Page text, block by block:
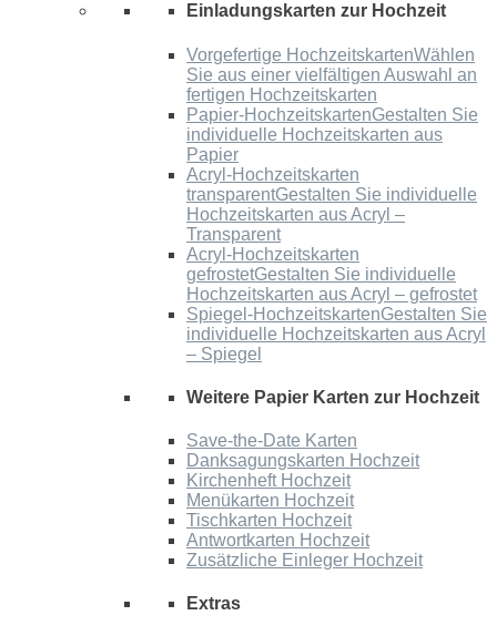
Einladungskarten zur Hochzeit
Vorgefertige HochzeitskartenWählen
Sie aus einer vielfältigen Auswahl an
fertigen Hochzeitskarten
Papier-HochzeitskartenGestalten Sie
individuelle Hochzeitskarten aus
Papier
Acryl-Hochzeitskarten
transparentGestalten Sie individuelle
Hochzeitskarten aus Acryl –
Transparent
Acryl-Hochzeitskarten
gefrostetGestalten Sie individuelle
Hochzeitskarten aus Acryl – gefrostet
Spiegel-HochzeitskartenGestalten Sie
individuelle Hochzeitskarten aus Acryl
– Spiegel
Weitere Papier Karten zur Hochzeit
Save-the-Date Karten
Danksagungskarten Hochzeit
Kirchenheft Hochzeit
Menükarten Hochzeit
Tischkarten Hochzeit
Antwortkarten Hochzeit
Zusätzliche Einleger Hochzeit
Extras